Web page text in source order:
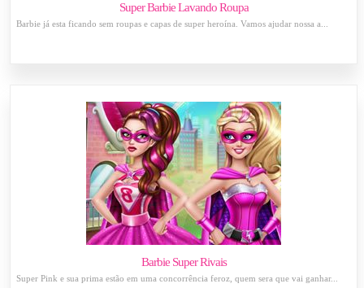
Super Barbie Lavando Roupa
Barbie já esta ficando sem roupas e capas de super heroína. Vamos ajudar nossa a...
Barbie Super Rivais
Super Pink e sua prima estão em uma concorrência feroz, quem sera que vai ganhar...